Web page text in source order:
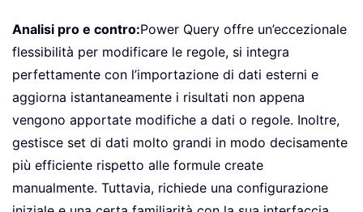
Analisi pro e contro:Power Query offre un’eccezionale
flessibilità per modificare le regole, si integra
perfettamente con l’importazione di dati esterni e
aggiorna istantaneamente i risultati non appena
vengono apportate modifiche a dati o regole. Inoltre,
gestisce set di dati molto grandi in modo decisamente
più efficiente rispetto alle formule create
manualmente. Tuttavia, richiede una configurazione